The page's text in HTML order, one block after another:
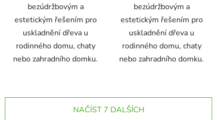
bezúdržbovým a
estetickým řešením pro
uskladnění dřeva u
rodinného domu, chaty
nebo zahradního domku.
bezúdržbovým a
estetickým řešením pro
uskladnění dřeva u
rodinného domu, chaty
nebo zahradního domku.
NAČÍST 7 DALŠÍCH